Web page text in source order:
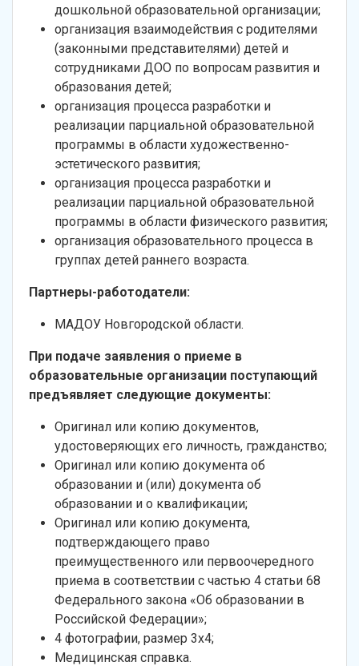
дошкольной образовательной организации;
организация взаимодействия с родителями
(законными представителями) детей и
сотрудниками ДОО по вопросам развития и
образования детей;
организация процесса разработки и
реализации парциальной образовательной
программы в области художественно-
эстетического развития;
организация процесса разработки и
реализации парциальной образовательной
программы в области физического развития;
организация образовательного процесса в
группах детей раннего возраста.
Партнеры-работодатели:
МАДОУ Новгородской области.
При подаче заявления о приеме в
образовательные организации поступающий
предъявляет следующие документы:
Оригинал или копию документов,
удостоверяющих его личность, гражданство;
Оригинал или копию документа об
образовании и (или) документа об
образовании и о квалификации;
Оригинал или копию документа,
подтверждающего право
преимущественного или первоочередного
приема в соответствии с частью 4 статьи 68
Федерального закона «Об образовании в
Российской Федерации»;
4 фотографии, размер 3х4;
Медицинская справка.